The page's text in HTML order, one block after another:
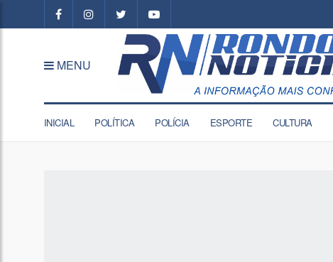
MENU
INICIAL POLÍTICA POLÍCIA ESPORTE CULTURA